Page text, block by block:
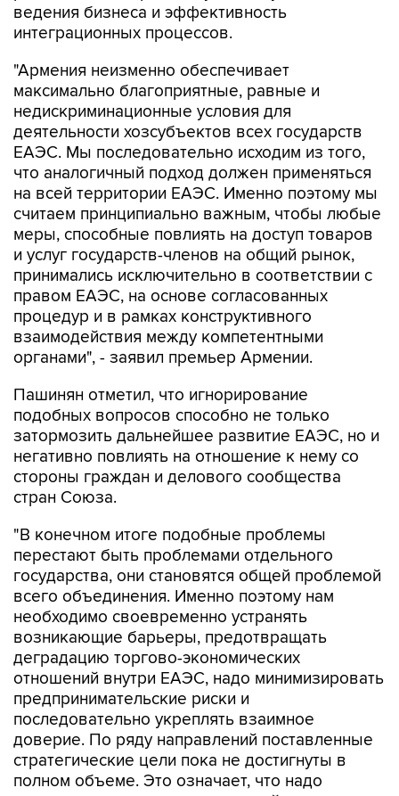
"Армения неизменно обеспечивает
недискриминационные условия для
деятельности хозсубъектов всех государств
ЕАЭС. Мы последовательно исходим из того,
что аналогичный подход должен применяться
на всей территории ЕАЭС. Именно поэтому мы
считаем принципиально важным, чтобы любые
меры, способные повлиять на доступ товаров
и услуг государств-членов на общий рынок,
принимались исключительно в соответствии с
правом ЕАЭС, на основе согласованных
процедур и в рамках конструктивного
взаимодействия между компетентными
органами", - заявил премьер Армении.
Пашинян отметил, что игнорирование
затормозить дальнейшее развитие ЕАЭС, но и
негативно повлиять на отношение к нему со
стороны граждан и делового сообщества
стран Союза.
"В конечном итоге подобные проблемы
государства, они становятся общей проблемой
всего объединения. Именно поэтому нам
необходимо своевременно устранять
возникающие барьеры, предотвращать
деградацию торгово-экономических
отношений внутри ЕАЭС, надо минимизировать
предпринимательские риски и
последовательно укреплять взаимное
доверие. По ряду направлений поставленные
стратегические цели пока не достигнуты в
полном объеме. Это означает, что надо
сосредоточиться на практической реализации
уже принятых решений", - заявил Пашинян.